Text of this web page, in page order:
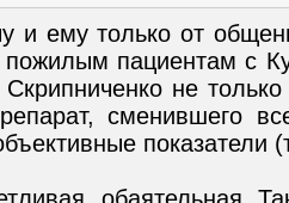
и ему только от
пациентам с
не
сменившего